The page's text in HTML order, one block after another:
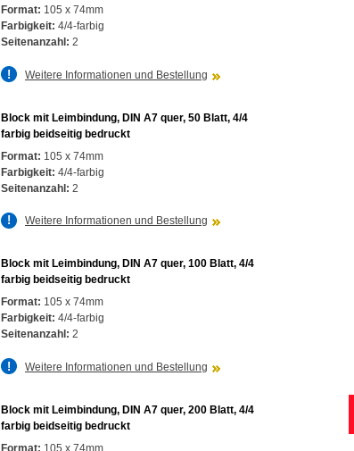
Format: 105 x 74mm
Farbigkeit: 4/4-farbig
Seitenanzahl: 2
Weitere Informationen und Bestellung
Block mit Leimbindung, DIN A7 quer, 50 Blatt, 4/4
farbig beidseitig bedruckt
Format: 105 x 74mm
Farbigkeit: 4/4-farbig
Seitenanzahl: 2
Weitere Informationen und Bestellung
Block mit Leimbindung, DIN A7 quer, 100 Blatt, 4/4
farbig beidseitig bedruckt
Format: 105 x 74mm
Farbigkeit: 4/4-farbig
Seitenanzahl: 2
Weitere Informationen und Bestellung
Block mit Leimbindung, DIN A7 quer, 200 Blatt, 4/4
farbig beidseitig bedruckt
Format: 105 x 74mm